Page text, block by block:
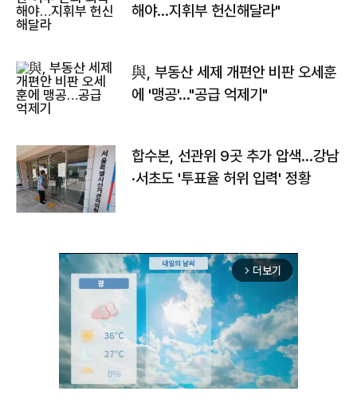
해야…지휘부 헌신해달라"
與, 부동산 세제 개편안 비판 오세훈
에 '맹공'…"공급 억제기"
합수본, 선관위 9곳 추가 압색…강남
·서초도 '투표율 허위 입력' 정황
arrow_forward_ios 더보기